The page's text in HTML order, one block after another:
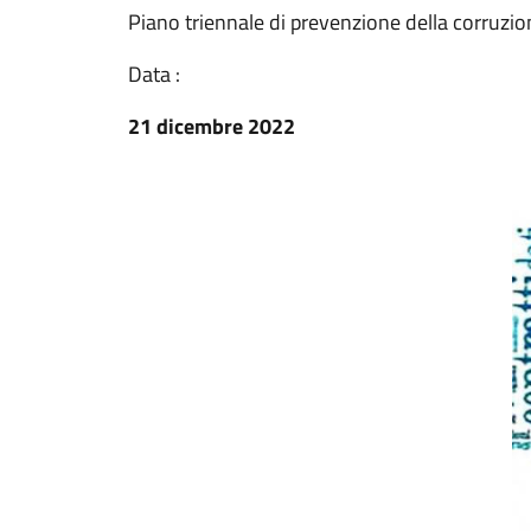
Piano triennale di prevenzione della
Data :
21 dicembre 2022